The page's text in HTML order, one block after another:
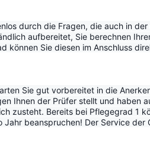
durch die Fragen, die auch in
aufbereitet, Sie berechnen
können Sie diesen im Anschluss
Sie gut vorbereitet in die
Ihnen der Prüfer stellt und haben
zusteht. Bereits bei Pflegegrad 1
Jahr beanspruchen! Der Service